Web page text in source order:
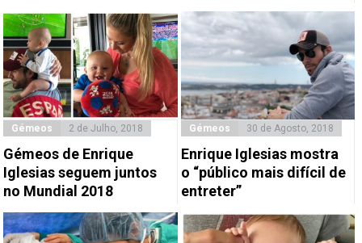
Gémeos 2 de Julho, 2018
Gémeos de Enrique
Iglesias seguem juntos
no Mundial 2018
Gémeos 30 de Agosto, 2018
Enrique Iglesias mostra
o “público mais difícil de
entreter”